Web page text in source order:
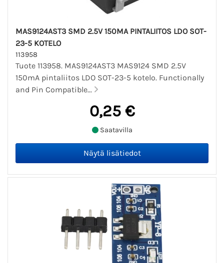
MAS9124AST3 SMD 2.5V 150MA PINTALIITOS LDO SOT-
23-5 KOTELO
113958
Tuote 113958. MAS9124AST3 MAS9124 SMD 2.5V
150mA pintaliitos LDO SOT-23-5 kotelo. Functionally
and Pin Compatible...
0,25 €
Saatavilla